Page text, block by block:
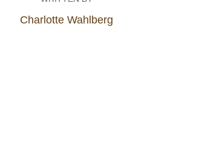
Charlotte Wahlberg